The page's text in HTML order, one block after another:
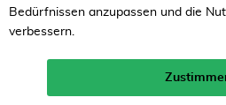
10%
Neukunden-Rabatt ab
mehr erfahren >
Bedürfnissen anzupassen und die
verbessern.